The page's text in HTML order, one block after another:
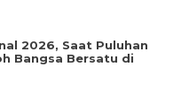
2026, Saat Puluhan
Bangsa Bersatu di